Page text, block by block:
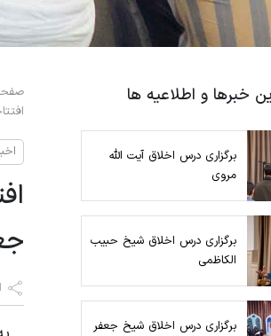
خبرها و اطلاعیه ها
برگزاری درس اخلاق آیت الله
مروی
برگزاری درس اخلاق شیخ حبیب
الکاظمی
برگزاری درس اخلاق شیخ جعفر
افتتاحیه